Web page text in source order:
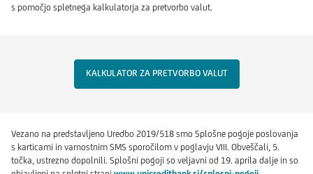
s pomočjo spletnega kalkulatorja za pretvorbo valut.
KALKULATOR ZA PRETVORBO VALUT
Vezano na predstavljeno Uredbo 2019/518 smo Splošne pogoje poslovanja
s karticami in varnostnim SMS sporočilom v poglavju VIII. Obveščali, 5.
točka, ustrezno dopolnili. Splošni pogoji so veljavni od 19. aprila dalje in so